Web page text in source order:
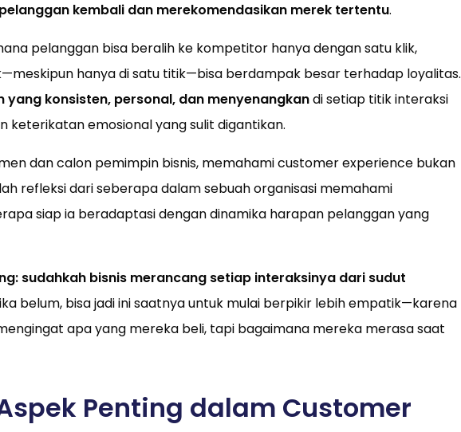
kembali dan merekomendasikan merek tertentu.
pelanggan bisa beralih ke kompetitor hanya dengan satu klik,
hanya di satu titik—bisa berdampak besar terhadap loyalitas.
yang konsisten, personal, dan menyenangkandi setiap titik interaksi
keterikatan emosional yang sulit digantikan.
dan calon pemimpin bisnis, memahami customer experience bukan
refleksi dari seberapa dalam sebuah organisasi memahami
siap ia beradaptasi dengan dinamika harapan pelanggan yang
sudahkah bisnis merancang setiap interaksinya dari sudut
belum, bisa jadi ini saatnya untuk mulai berpikir lebih empatik—karena
apa yang mereka beli, tapi bagaimana mereka merasa saat
Penting dalam Customer